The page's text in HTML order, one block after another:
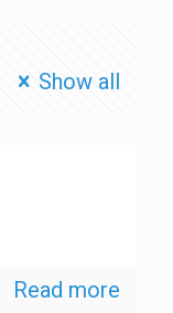
Show all
Read more